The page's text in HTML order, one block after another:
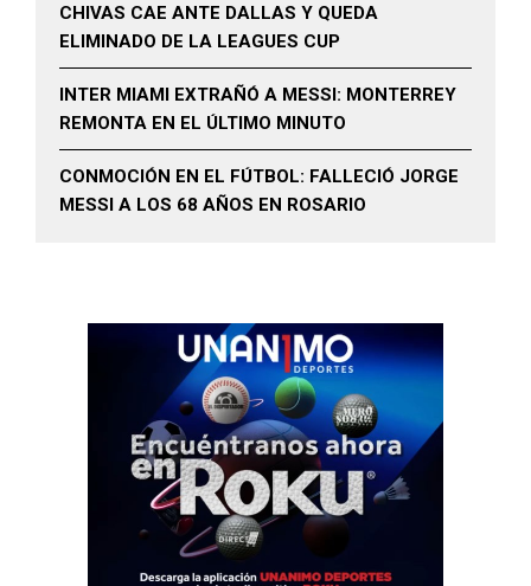
CHIVAS CAE ANTE DALLAS Y QUEDA
ELIMINADO DE LA LEAGUES CUP
INTER MIAMI EXTRAÑÓ A MESSI: MONTERREY
REMONTA EN EL ÚLTIMO MINUTO
CONMOCIÓN EN EL FÚTBOL: FALLECIÓ JORGE
MESSI A LOS 68 AÑOS EN ROSARIO